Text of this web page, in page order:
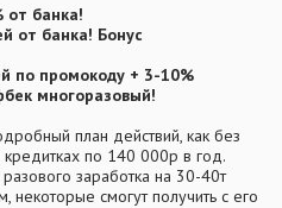
от банка!
от банка! Бонус
по промокоду + 3-10%
многоразовый!
план действий, как без
кредитках по 140 000р в год.
заработка на 30-40т
смогут получить с его